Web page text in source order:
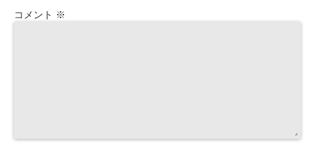
コメント ※